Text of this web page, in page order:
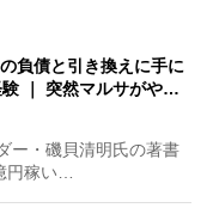
負債と引き換えに手に
験 ｜ 突然マルサがや…
ー・磯貝清明氏の著書
円稼い…